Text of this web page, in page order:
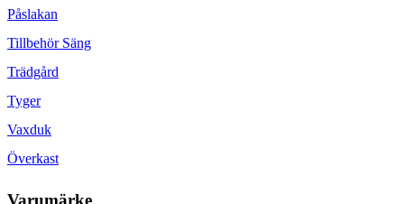
Påslakan
Tillbehör Säng
Trädgård
Tyger
Vaxduk
Överkast
Varumärke